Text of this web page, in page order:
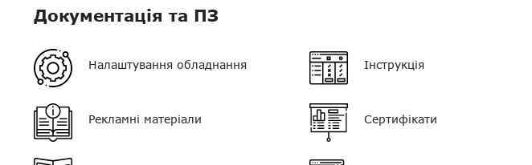
VOX
Кліпса/затискач немає
Колір чорний
Тип мікрофона немає
Документація та ПЗ
Налаштування обладнання Інструкція
Рекламні матеріали Сертифікати